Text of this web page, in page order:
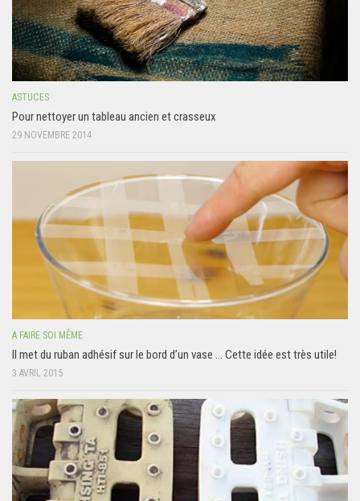
ASTUCES
Pour nettoyer un tableau ancien et crasseux
29 NOVEMBRE 2014
A FAIRE SOI MÊME
Il met du ruban adhésif sur le bord d’un vase … Cette idée est très utile!
3 AVRIL 2015